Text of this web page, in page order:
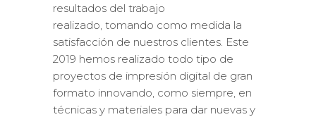
resultados del trabajo
realizado, tomando como medida la
satisfacción de nuestros clientes. Este
2019 hemos realizado todo tipo de
proyectos de impresión digital de gran
formato innovando, como siempre, en
técnicas y materiales para dar nuevas y